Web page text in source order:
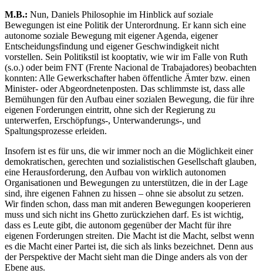
M.B.: Nun, Daniels Philosophie im Hinblick auf soziale
Bewegungen ist eine Politik der Unterordnung. Er kann sich eine
autonome soziale Bewegung mit eigener Agenda, eigener
Entscheidungsfindung und eigener Geschwindigkeit nicht
vorstellen. Sein Politikstil ist kooptativ, wie wir im Falle von Ruth
(s.o.) oder beim FNT (Frente Nacional de Trabajadores) beobachten
konnten: Alle Gewerkschafter haben öffentliche Ämter bzw. einen
Minister- oder Abgeordnetenposten. Das schlimmste ist, dass alle
Bemühungen für den Aufbau einer sozialen Bewegung, die für ihre
eigenen Forderungen eintritt, ohne sich der Regierung zu
unterwerfen, Erschöpfungs-, Unterwanderungs-, und
Spaltungsprozesse erleiden.
Insofern ist es für uns, die wir immer noch an die Möglichkeit einer
demokratischen, gerechten und sozialistischen Gesellschaft glauben,
eine Herausforderung, den Aufbau von wirklich autonomen
Organisationen und Bewegungen zu unterstützen, die in der Lage
sind, ihre eigenen Fahnen zu hissen – ohne sie absolut zu setzen.
Wir finden schon, dass man mit anderen Bewegungen kooperieren
muss und sich nicht ins Ghetto zurückziehen darf. Es ist wichtig,
dass es Leute gibt, die autonom gegenüber der Macht für ihre
eigenen Forderungen streiten. Die Macht ist die Macht, selbst wenn
es die Macht einer Partei ist, die sich als links bezeichnet. Denn aus
der Perspektive der Macht sieht man die Dinge anders als von der
Ebene aus.